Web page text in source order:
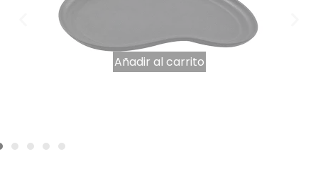
Añadir al carrito